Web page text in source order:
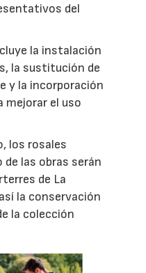
del
la instalación
la sustitución de
y la incorporación
mejorar el uso
los rosales
las obras serán
de La
la conservación
la colección